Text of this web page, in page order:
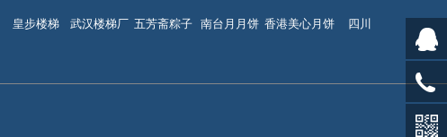
皇步楼梯 武汉楼梯厂 五芳斋粽子 南台月月饼 香港美心月饼
四川